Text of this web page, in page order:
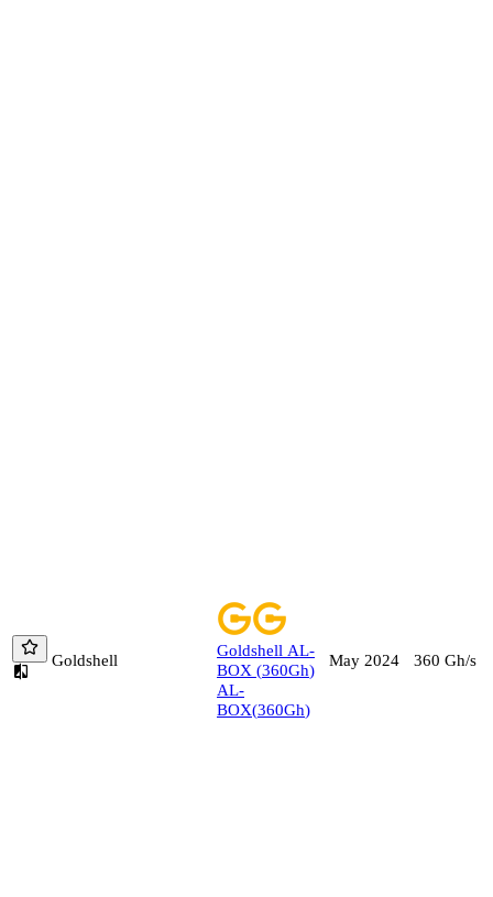
Goldshell
Goldshell AL-
BOX (360Gh)
AL-
BOX(360Gh)
May 2024 360 Gh/s